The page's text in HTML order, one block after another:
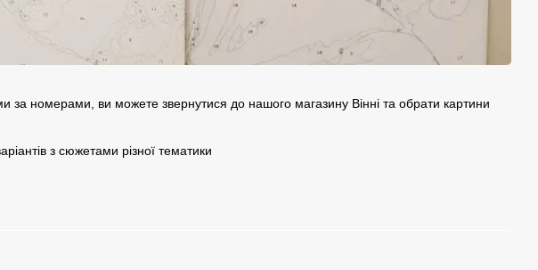
за номерами, ви можете звернутися до нашого магазину Вінні та обрати картини
з сюжетами різної тематики